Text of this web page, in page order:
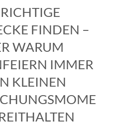
FINDEN –
WARUM
IMMER
KLEINEN